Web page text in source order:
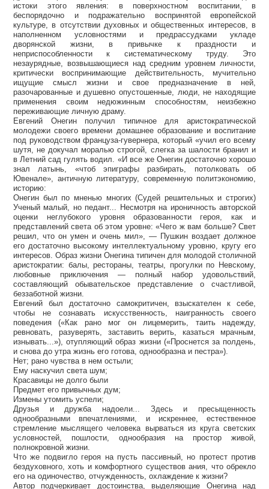
истоки этого явления: в поверхностном воспитании, в
беспорядочно и подражательно воспринятой европейской
культуре, в отсутствии духовных и общественных интересов, в
наполненном условностями и предрассудками укладе
дворянской жизни, в привычке к праздности и
неприспособленности к систематическому труду. Это
незаурядные, возвышающиеся над средним уровнем личности,
критически воспринимающие действительность, мучительно
ищущие смысл жизни и свое предназначение в ней,
разочарованные и душевно опустошенные, люди, не находящие
применения своим недюжинным способностям, неизбежно
переживающие личную драму.
Евгений Онегин получил типичное для аристократической
молодежи своего времени домашнее образование и воспитание
под руководством француза-гувернера, который «учил его всему
шутя, не докучал моралью строгой, слегка за шалости бранил и
в Летний сад гулять водил. «И все же Онегин достаточно хорошо
знал латынь, «чтоб эпиграфы разбирать, потолковать об
Ювенале», античную литературу, современную политэкономию,
историю:
Онегин был по мненью многих (Судей решительных и строгих)
Ученый малый, но педант... Несмотря на ироничность авторской
оценки неглубокого уровня образованности героя, как и
представлений света об этом уровне: «Чего ж вам больше? Свет
решил, что он умен и очень мил», — Пушкин воздает должное
его достаточно высокому интеллектуальному уровню, кругу его
интересов. Образ жизни Онегина типичен для молодой столичной
аристократии: балы, рестораны, театры, прогулки по Невскому,
любовные приключения — полный набор удовольствий,
составляющий обывательское представление о счастливой,
беззаботной жизни.
Евгений был достаточно самокритичен, взыскателен к себе,
чтобы не сознавать искусственность, наигранность своего
поведения («Как рано мог он лицемерить, таить надежду,
ревновать, разуверять, заставить верить, казаться мрачным,
изнывать...»), отупляющий образ жизни («Проснется за полдень,
и снова до утра жизнь его готова, однообразна и пестра»).
Нет; рано чувства в нем остыли;
Ему наскучил света шум;
Красавицы не долго были
Предмет его привычных дум;
Измены утомить успели;
Друзья и дружба надоели... Здесь и пресыщенность
однообразными впечатлениями, и искреннее, естественное
стремление мыслящего человека вырваться из круга светских
условностей, пошлости, однообразия на простор живой,
полнокровной жизни.
Что же подвигло героя на пусть пассивный, но протест против
бездуховного, хоть и комфортного существов ания, что обрекло
его на одиночество, отчужденность, охлаждение к жизни?
Автор подчеркивает достоинства, выделяющие Онегина над